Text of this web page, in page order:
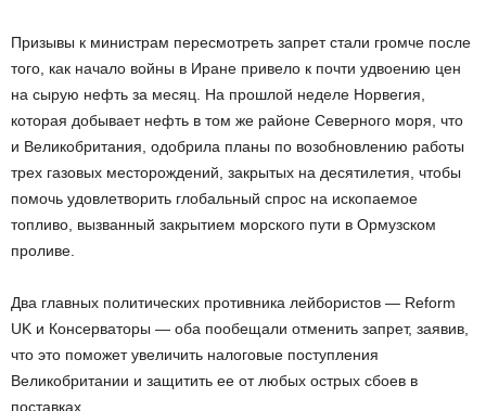
Призывы к министрам пересмотреть запрет стали громче после
того, как начало войны в Иране привело к почти удвоению цен
на сырую нефть за месяц. На прошлой неделе Норвегия,
которая добывает нефть в том же районе Северного моря, что
и Великобритания, одобрила планы по возобновлению работы
трех газовых месторождений, закрытых на десятилетия, чтобы
помочь удовлетворить глобальный спрос на ископаемое
топливо, вызванный закрытием морского пути в Ормузском
проливе.
Два главных политических противника лейбористов — Reform
UK и Консерваторы — оба пообещали отменить запрет, заявив,
что это поможет увеличить налоговые поступления
Великобритании и защитить ее от любых острых сбоев в
поставках.